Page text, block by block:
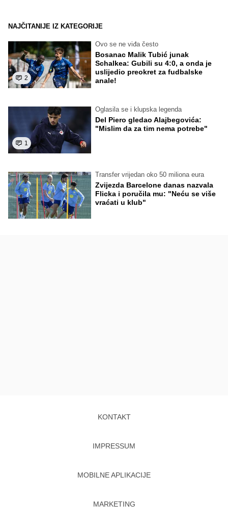
NAJČITANIJE IZ KATEGORIJE
2
Ovo se ne viđa često
Bosanac Malik Tubić junak
Schalkea: Gubili su 4:0, a onda je
uslijedio preokret za fudbalske
anale!
1
Oglasila se i klupska legenda
Del Piero gledao Alajbegovića:
"Mislim da za tim nema potrebe"
Transfer vrijedan oko 50 miliona eura
Zvijezda Barcelone danas nazvala
Flicka i poručila mu: "Neću se više
vraćati u klub"
KONTAKT
IMPRESSUM
MOBILNE APLIKACIJE
MARKETING